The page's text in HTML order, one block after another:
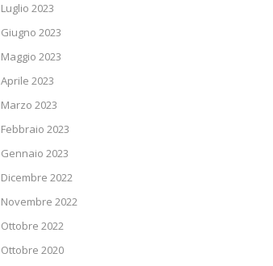
Luglio 2023
Giugno 2023
Maggio 2023
Aprile 2023
Marzo 2023
Febbraio 2023
Gennaio 2023
Dicembre 2022
Novembre 2022
Ottobre 2022
Ottobre 2020